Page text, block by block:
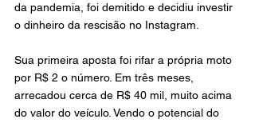
da pandemia, foi demitido e decidiu investir
o dinheiro da rescisão no Instagram.
Sua primeira aposta foi rifar a própria moto
por R$ 2 o número. Em três meses,
arrecadou cerca de R$ 40 mil, muito acima
do valor do veículo. Vendo o potencial do